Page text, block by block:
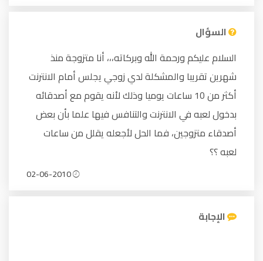
السؤال
السلام عليكم ورحمة الله وبركاته،،، أنا متزوجة منذ
شهرين تقريبا والمشكلة لدي زوجي يجلس أمام الانترنت
أكثر من 10 ساعات يوميا وذلك لأنه يقوم مع أصدقائه
بدخول لعبه في الانترنت والتنافس فيها علما بأن بعض
أصدقاء متزوجين، فما الحل لأجعله يقلل من ساعات
لعبه ؟؟
الإجابة